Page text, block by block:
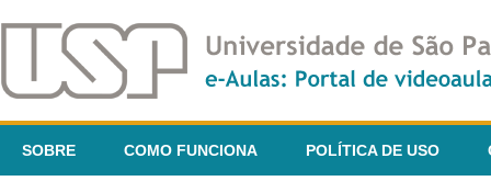
SOBRE COMO FUNCIONA POLÍTICA DE USO